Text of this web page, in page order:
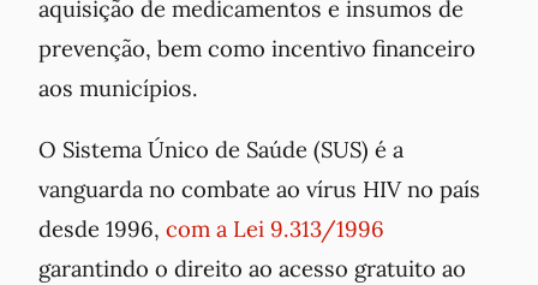
aquisição de medicamentos e insumos de
prevenção, bem como incentivo financeiro
aos municípios.
O Sistema Único de Saúde (SUS) é a
vanguarda no combate ao vírus HIV no país
desde 1996, com a Lei 9.313/1996
garantindo o direito ao acesso gratuito ao